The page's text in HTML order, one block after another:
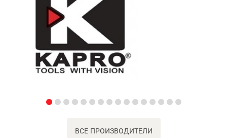
ВСЕ ПРОИЗВОДИТЕЛИ